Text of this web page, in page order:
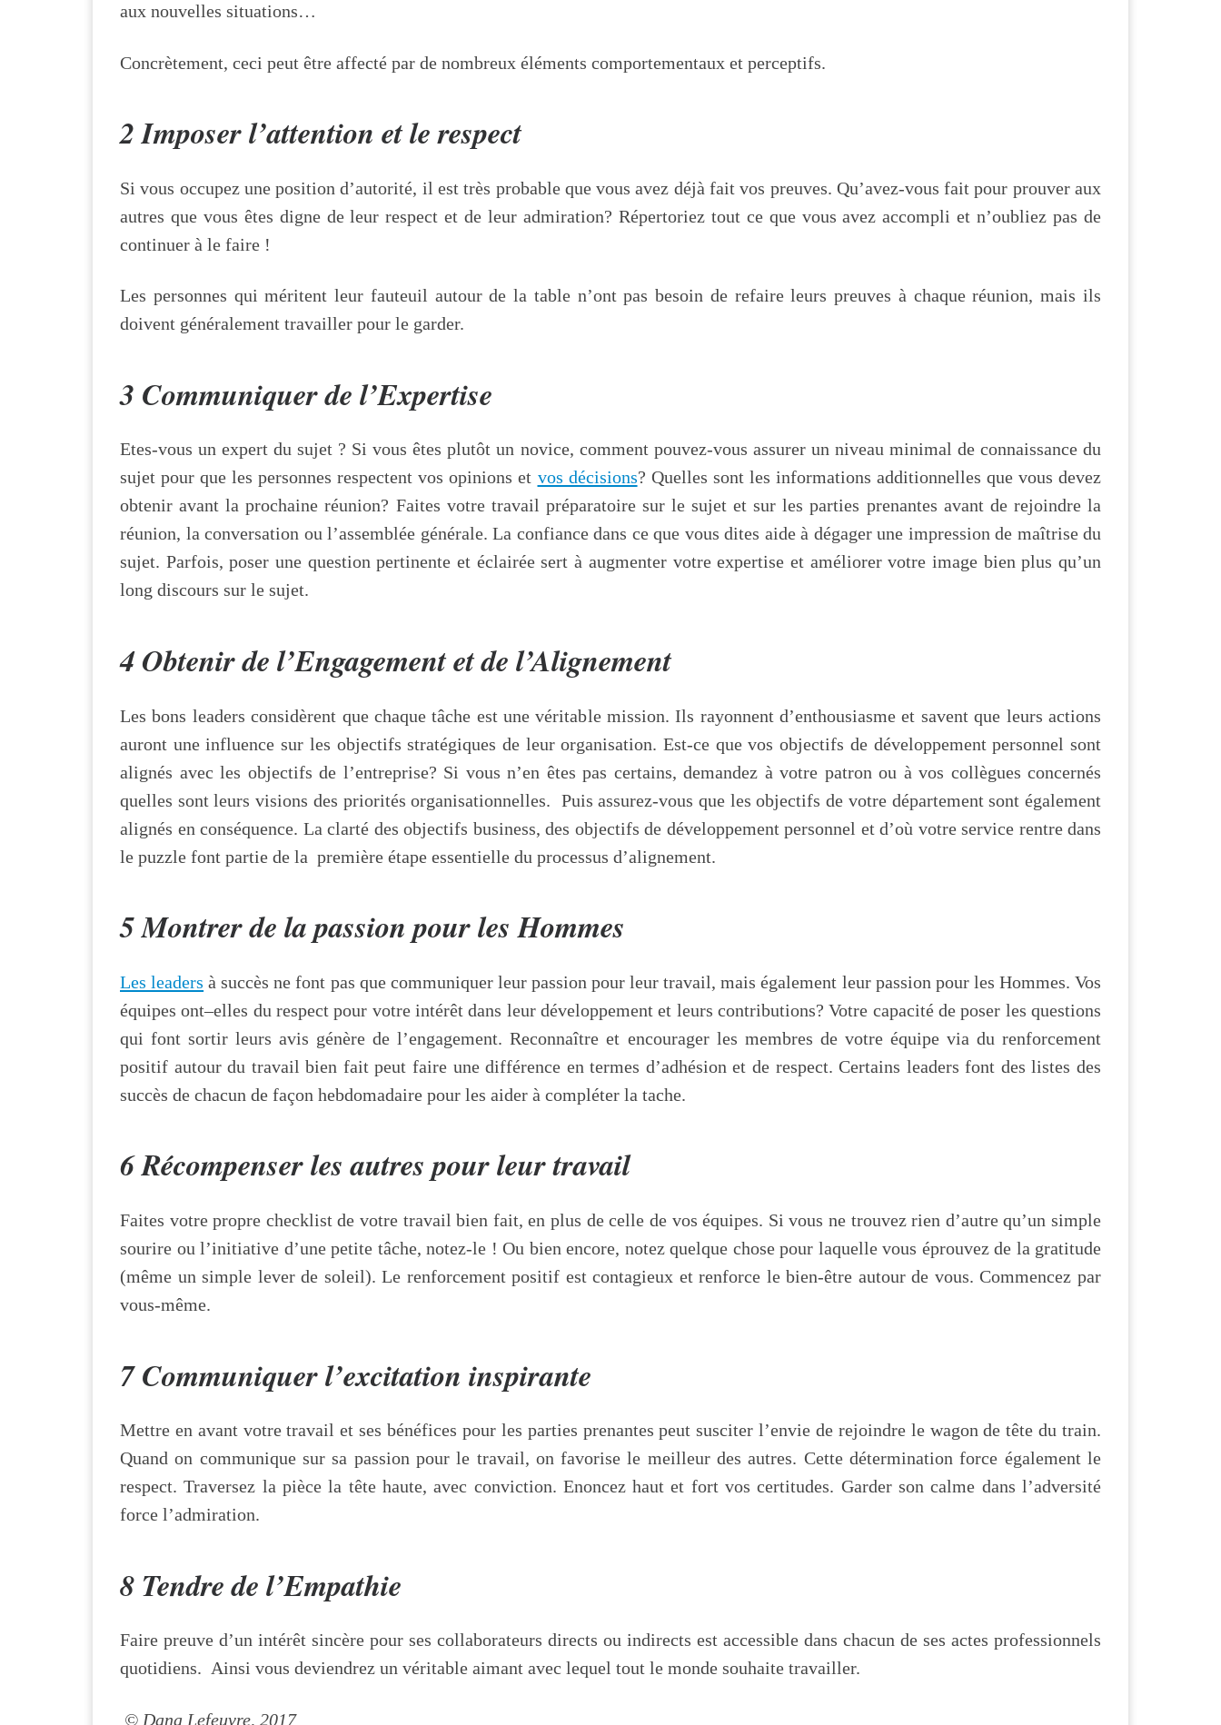
aux nouvelles situations…
Concrètement, ceci peut être affecté par de nombreux éléments comportementaux et perceptifs.
2 Imposer l’attention et le respect
Si vous occupez une position d’autorité, il est très probable que vous avez déjà fait vos preuves. Qu’avez-vous fait pour prouver aux
autres que vous êtes digne de leur respect et de leur admiration? Répertoriez tout ce que vous avez accompli et n’oubliez pas de
continuer à le faire !
Les personnes qui méritent leur fauteuil autour de la table n’ont pas besoin de refaire leurs preuves à chaque réunion, mais ils
doivent généralement travailler pour le garder.
3 Communiquer de l’Expertise
Etes-vous un expert du sujet ? Si vous êtes plutôt un novice, comment pouvez-vous assurer un niveau minimal de connaissance du
sujet pour que les personnes respectent vos opinions et vos décisions? Quelles sont les informations additionnelles que vous devez
obtenir avant la prochaine réunion? Faites votre travail préparatoire sur le sujet et sur les parties prenantes avant de rejoindre la
réunion, la conversation ou l’assemblée générale. La confiance dans ce que vous dites aide à dégager une impression de maîtrise du
sujet. Parfois, poser une question pertinente et éclairée sert à augmenter votre expertise et améliorer votre image bien plus qu’un
long discours sur le sujet.
4 Obtenir de l’Engagement et de l’Alignement
Les bons leaders considèrent que chaque tâche est une véritable mission. Ils rayonnent d’enthousiasme et savent que leurs actions
auront une influence sur les objectifs stratégiques de leur organisation. Est-ce que vos objectifs de développement personnel sont
alignés avec les objectifs de l’entreprise? Si vous n’en êtes pas certains, demandez à votre patron ou à vos collègues concernés
quelles sont leurs visions des priorités organisationnelles. Puis assurez-vous que les objectifs de votre département sont également
alignés en conséquence. La clarté des objectifs business, des objectifs de développement personnel et d’où votre service rentre dans
le puzzle font partie de la première étape essentielle du processus d’alignement.
5 Montrer de la passion pour les Hommes
Les leaders à succès ne font pas que communiquer leur passion pour leur travail, mais également leur passion pour les Hommes. Vos
équipes ont–elles du respect pour votre intérêt dans leur développement et leurs contributions? Votre capacité de poser les questions
qui font sortir leurs avis génère de l’engagement. Reconnaître et encourager les membres de votre équipe via du renforcement
positif autour du travail bien fait peut faire une différence en termes d’adhésion et de respect. Certains leaders font des listes des
succès de chacun de façon hebdomadaire pour les aider à compléter la tache.
6 Récompenser les autres pour leur travail
Faites votre propre checklist de votre travail bien fait, en plus de celle de vos équipes. Si vous ne trouvez rien d’autre qu’un simple
sourire ou l’initiative d’une petite tâche, notez-le ! Ou bien encore, notez quelque chose pour laquelle vous éprouvez de la gratitude
(même un simple lever de soleil). Le renforcement positif est contagieux et renforce le bien-être autour de vous. Commencez par
vous-même.
7 Communiquer l’excitation inspirante
Mettre en avant votre travail et ses bénéfices pour les parties prenantes peut susciter l’envie de rejoindre le wagon de tête du train.
Quand on communique sur sa passion pour le travail, on favorise le meilleur des autres. Cette détermination force également le
respect. Traversez la pièce la tête haute, avec conviction. Enoncez haut et fort vos certitudes. Garder son calme dans l’adversité
force l’admiration.
8 Tendre de l’Empathie
Faire preuve d’un intérêt sincère pour ses collaborateurs directs ou indirects est accessible dans chacun de ses actes professionnels
quotidiens. Ainsi vous deviendrez un véritable aimant avec lequel tout le monde souhaite travailler.
© Dana Lefeuvre, 2017